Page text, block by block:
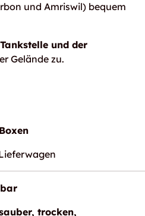
und Amriswil) bequem
und der
Gelände zu.
trocken,